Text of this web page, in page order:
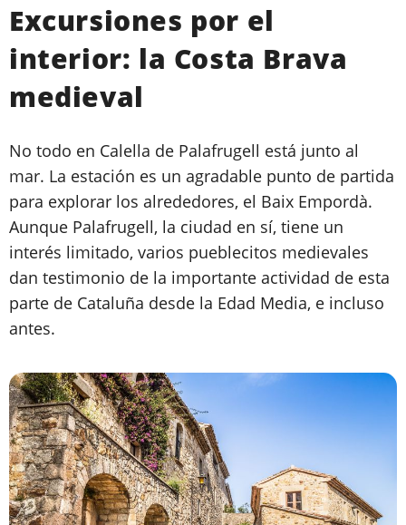
Excursiones por el
interior: la Costa Brava
medieval
No todo en Calella de Palafrugell está junto al
mar. La estación es un agradable punto de partida
para explorar los alrededores, el Baix Empordà.
Aunque Palafrugell, la ciudad en sí, tiene un
interés limitado, varios pueblecitos medievales
dan testimonio de la importante actividad de esta
parte de Cataluña desde la Edad Media, e incluso
antes.